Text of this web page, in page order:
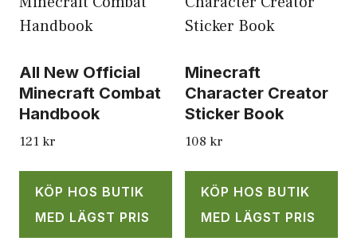
All New Official
Minecraft Combat
Handbook
121 kr
KÖP HOS BUTIK
MED LÄGST PRIS
Minecraft
Character Creator
Sticker Book
108 kr
KÖP HOS BUTIK
MED LÄGST PRIS